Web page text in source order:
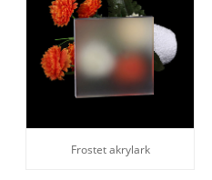
Frostet akrylark